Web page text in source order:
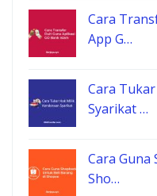
Cara
App G…
Cara
Syarikat …
Cara
Sho…